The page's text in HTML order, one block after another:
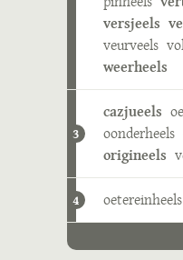
versjeels
veurveels
weerheels
3
cazjueels
oonderheels
origineels
4 oetereinheels